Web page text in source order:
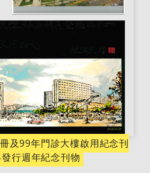
及99年門診大樓啟用紀念刊
行週年紀念刊物